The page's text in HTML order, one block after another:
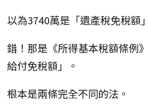
以為3740萬是「遺產稅免稅額
錯！那是《所得基本稅額條例
給付免稅額」。
根本是兩條完全不同的法。